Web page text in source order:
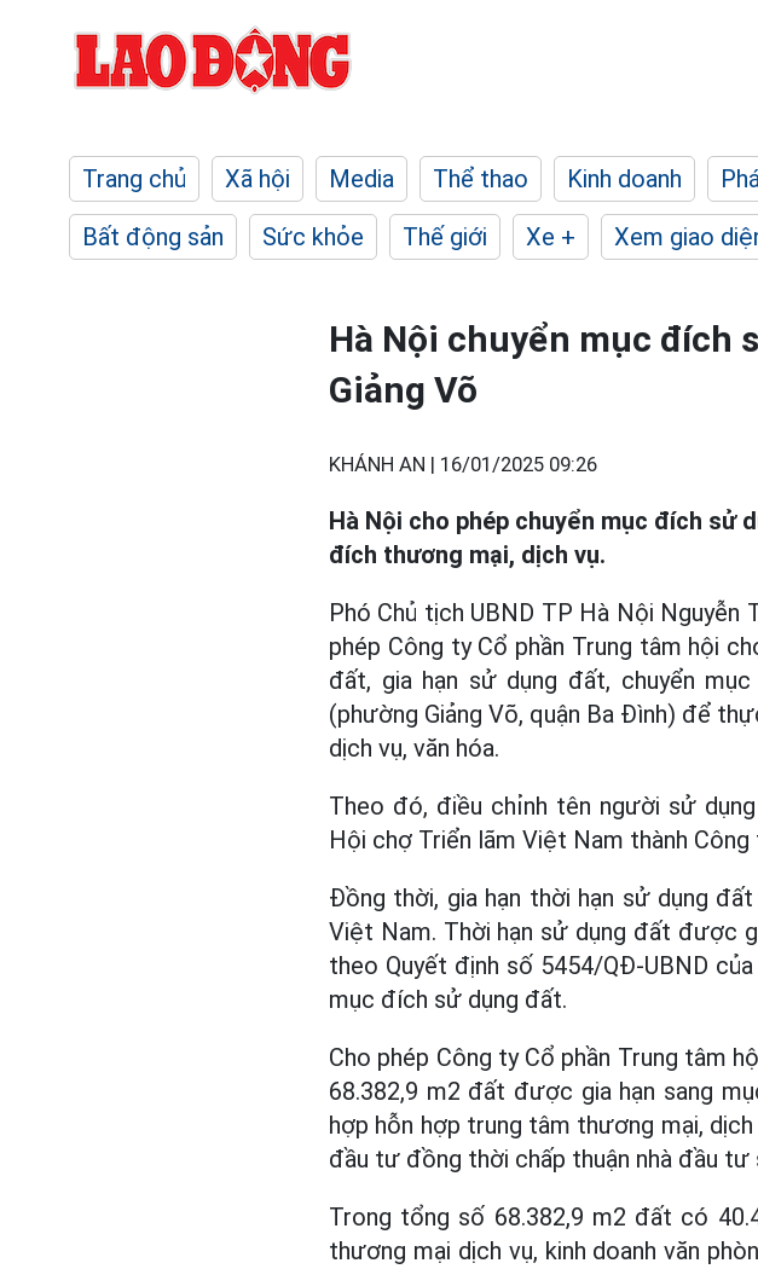
Trang chủ Xã hội Media Thể thao Kinh doanh
Bất động sản
Sức khỏe Thế giới Xe + Xem giao
Hà Nội chuyển mục đích
Giảng Võ
KHÁNH AN | 16/01/2025 09:26
Hà Nội cho phép chuyển mục đích sử
đích thương mại, dịch vụ.
Phó Chủ tịch UBND TP Hà Nội
phép Công ty Cổ phần Trung tâm hội
đất, gia hạn sử dụng đất, chuyển
(phường Giảng Võ, quận Ba Đình) để
dịch vụ, văn hóa.
Theo đó, điều chỉnh tên người sử
Hội chợ Triển lãm Việt Nam thành
Đồng thời, gia hạn thời hạn sử dụng
Việt Nam. Thời hạn sử dụng đất được
theo Quyết định số 5454/QĐ-UBND
mục đích sử dụng đất.
Cho phép Công ty Cổ phần Trung tâm
68.382,9 m2 đất được gia hạn sang
hợp hỗn hợp trung tâm thương mại,
đầu tư đồng thời chấp thuận nhà đầu tư
Trong tổng số 68.382,9 m2 đất có
thương mại dịch vụ, kinh doanh văn